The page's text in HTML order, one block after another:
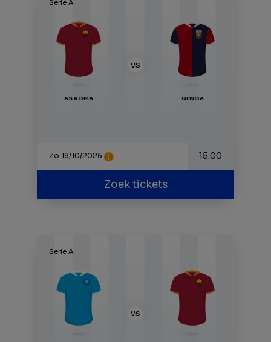
Serie A
AS ROMA GENOA
VS
Zo 18/10/2026 15:00
Zoek tickets
Serie A
VS